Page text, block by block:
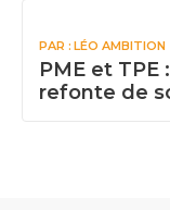
PAR : LÉO AMBITION
PME et TPE
refonte de